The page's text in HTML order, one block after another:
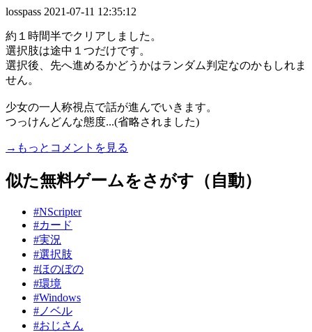
losspass 2021-07-11 12:35:12
約１時間半でクリアしました。
選択肢は途中１つだけです。
選択後、先へ進めるかどうかはランダム判定なのかもしれま
せん。
少女の一人称視点で話が進んでいきます。
つっけんどんな態度...(省略されました)
→もっとコメントを見る
似た無料ゲームをさがす（自動）
#NScripter
#カード
#実況
#選択肢
#ほのぼの
#環境
#Windows
#ノベル
#おじさん